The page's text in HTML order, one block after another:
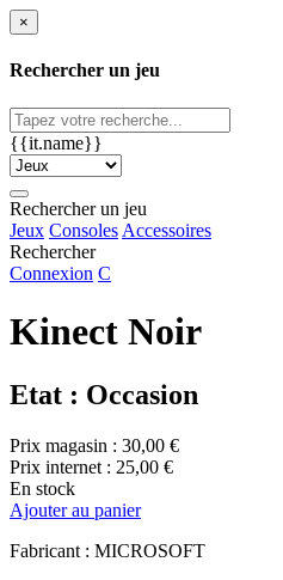
×
Rechercher un jeu
{{it.name}}
Rechercher un jeu
Jeux Consoles Accessoires
Rechercher
Connexion C
Kinect Noir
Etat : Occasion
Prix magasin : 30,00 €
Prix internet : 25,00 €
En stock
Ajouter au panier
Fabricant : MICROSOFT